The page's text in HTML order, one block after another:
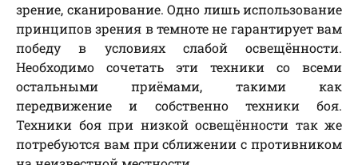
зрение, сканирование. Одно лишь использование
принципов зрения в темноте не гарантирует вам
победу в условиях слабой освещённости.
Необходимо сочетать эти техники со всеми
остальными приёмами, такими как
передвижение и собственно техники боя.
Техники боя при низкой освещённости так же
потребуются вам при сближении с противником